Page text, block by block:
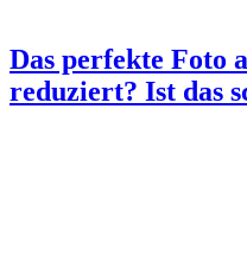
Das perfekte Foto
reduziert? Ist das